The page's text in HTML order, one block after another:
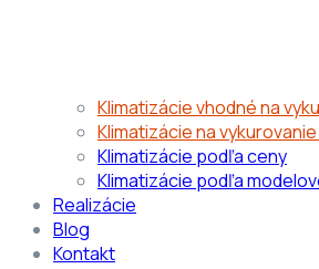
Klimatizácie vhodné na
Klimatizácie na
Klimatizácie podľa ceny
Klimatizácie podľa
Realizácie
Blog
Kontakt